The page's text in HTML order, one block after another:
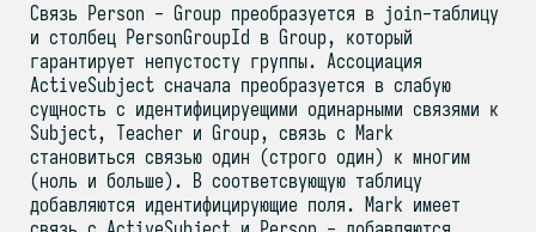
Связь Person - Group преобразуется в join-таблицу
и столбец PersonGroupId в Group, который
гарантирует непустосту группы. Ассоциация
ActiveSubject сначала преобразуется в слабую
сущность с идентифицируещими одинарными связями к
Subject, Teacher и Group, связь с Mark
становиться связью один (строго один) к многим
(ноль и больше). В соответсвующую таблицу
добавляются идентифицирующие поля. Mark имеет